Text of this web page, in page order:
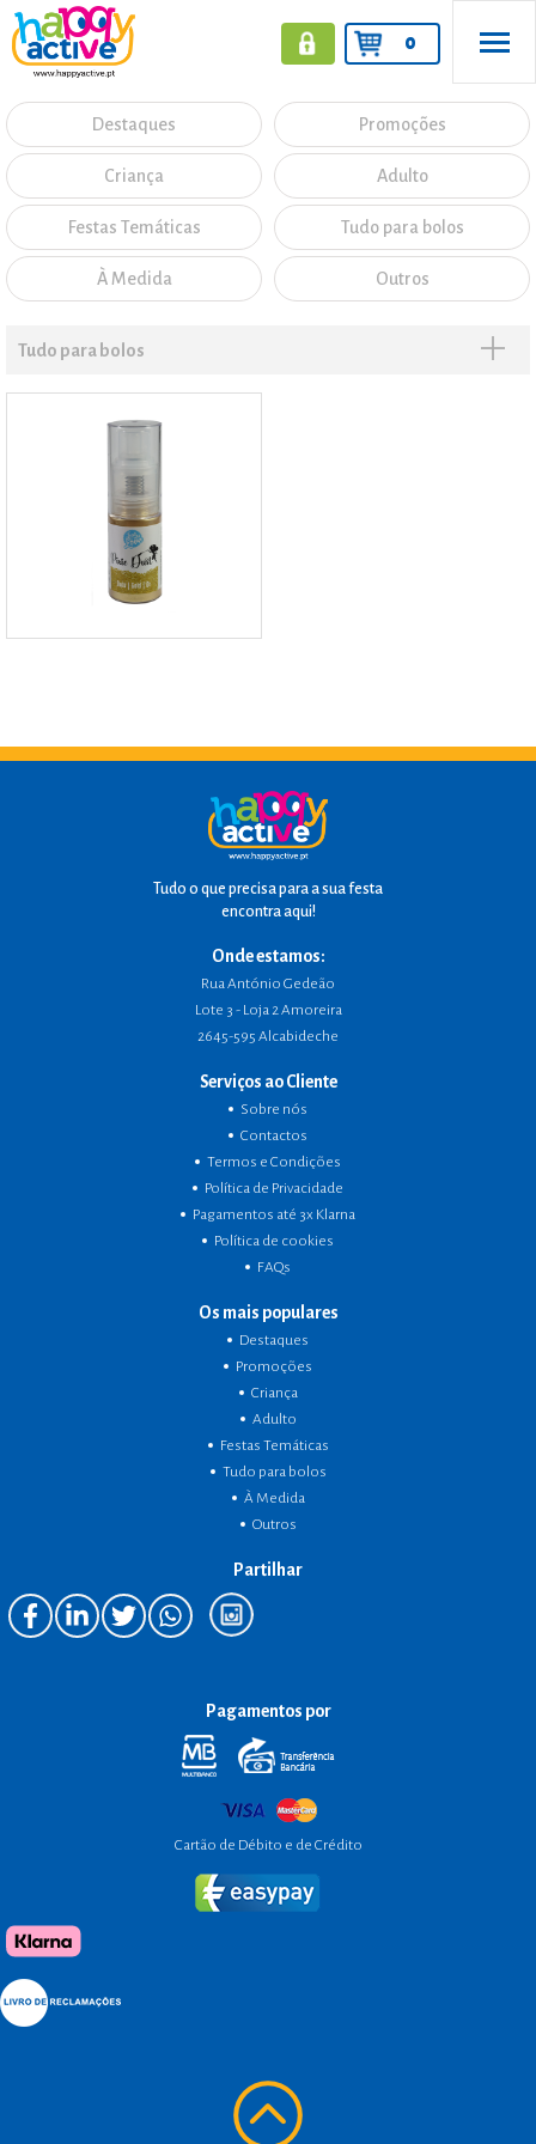
0
Destaques Promoções
Criança Adulto
Festas Temáticas Tudo para bolos
À Medida Outros
Tudo para bolos
Tudo o que precisa para a sua festa
encontra aqui!
Onde estamos:
Rua António Gedeão
Lote 3 - Loja 2 Amoreira
2645-595 Alcabideche
Serviços ao Cliente
Sobre nós
Contactos
Termos e Condições
Política de Privacidade
Pagamentos até 3x Klarna
Política de cookies
FAQs
Os mais populares
Destaques
Promoções
Criança
Adulto
Festas Temáticas
Tudo para bolos
À Medida
Outros
Partilhar
Pagamentos por
Cartão de Débito e de Crédito